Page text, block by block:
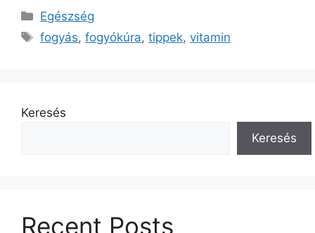
Kategória
Egészség
Címkék
fogyás,fogyókúra,tippek,vitamin
Keresés
Keresés
Recent Posts